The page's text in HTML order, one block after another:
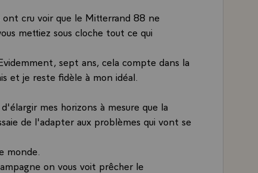
cru voir que le Mitterrand 88 ne
mettiez sous cloche tout ce qui
sept ans, cela compte dans la
et je reste fidèle à mon idéal.
mes horizons à mesure que la
de l'adapter aux problèmes qui vont se
monde.
on vous voit prêcher le